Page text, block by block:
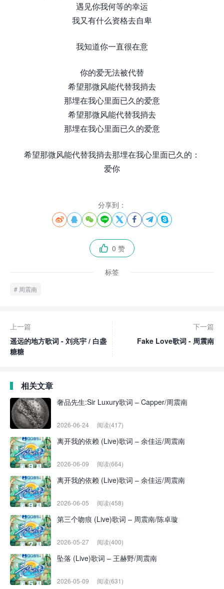
遇见你我何等的幸运
我又有什么资格去自卑
我知道你一直很在意
你的爱无法被代替
希望那微风能代替我捎去
那埋在我心里面已久的爱意
希望那微风能代替我捎去
那埋在我心里面已久的爱意
希望那微风能代替我捎去那埋在我心里面已久的：
爱你
分享到：
       
 0 赞
标签
周震南
上一篇
遥远的地方歌词 - 刘兆宇 / 白盏
糖糖
下一篇
Fake Love歌词 - 周震南
相关文章
奢品先生:Sir Luxury歌词 – Capper/周震南
2026-06-24 阅读(417)
离开我的依赖 (Live)歌词 – 余佳运/周震南
2026-06-09 阅读(664)
离开我的依赖 (Live)歌词 – 余佳运/周震南
2026-06-05 阅读(458)
第三个吻痕 (Live)歌词 – 周震南/陈卓璇
2026-05-27 阅读(400)
坠落 (Live)歌词 – 王赫野/周震南
2026-05-09 阅读(631)